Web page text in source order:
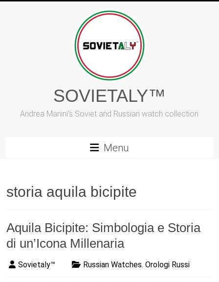
SOVIETALY™
Andrea Manini's Soviet and Russian watch collection
Menu
storia aquila bicipite
Aquila Bicipite: Simbologia e Storia
di un’Icona Millenaria
Sovietaly™ Russian Watches,Orologi Russi